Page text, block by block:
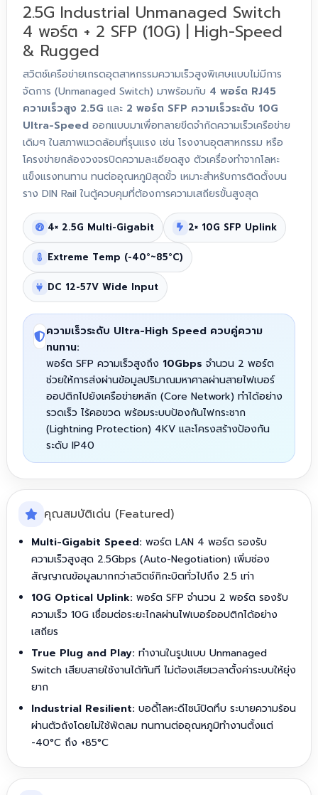
2.5G Industrial Unmanaged Switch
4 พอร์ต + 2 SFP (10G) | High-Speed
& Rugged
สวิตช์เครือข่ายเกรดอุตสาหกรรมความเร็วสูงพิเศษแบบไม่มีการ
จัดการ (Unmanaged Switch) มาพร้อมกับ 4 พอร์ต RJ45
ความเร็วสูง 2.5G และ 2 พอร์ต SFP ความเร็วระดับ 10G
Ultra-Speedออกแบบมาเพื่อทลายขีดจำกัดความเร็วเครือข่าย
เดิมๆ ในสภาพแวดล้อมที่รุนแรง เช่น โรงงานอุตสาหกรรม หรือ
โครงข่ายกล้องวงจรปิดความละเอียดสูง ตัวเครื่องทำจากโลหะ
แข็งแรงทนทาน ทนต่ออุณหภูมิสุดขั้ว เหมาะสำหรับการติดตั้งบน
ราง DIN Rail ในตู้ควบคุมที่ต้องการความเสถียรขั้นสูงสุด
4× 2.5G Multi-Gigabit 2× 10G SFP Uplink
Extreme Temp (-40°~85°C)
DC 12-57V Wide Input
ความเร็วระดับ Ultra-High Speed ควบคู่ความ
ทนทาน:
พอร์ต SFP ความเร็วสูงถึง 10Gbps จำนวน 2 พอร์ต
ช่วยให้การส่งผ่านข้อมูลปริมาณมหาศาลผ่านสายไฟเบอร์
ออปติกไปยังเครือข่ายหลัก (Core Network) ทำได้อย่าง
รวดเร็ว ไร้คอขวด พร้อมระบบป้องกันไฟกระชาก
(Lightning Protection) 4KV และโครงสร้างป้องกัน
ระดับ IP40
คุณสมบัติเด่น (Featured)
Multi-Gigabit Speed: พอร์ต LAN 4 พอร์ต รองรับ
ความเร็วสูงสุด 2.5Gbps (Auto-Negotiation) เพิ่มช่อง
สัญญาณข้อมูลมากกว่าสวิตช์กิกะบิตทั่วไปถึง 2.5 เท่า
10G Optical Uplink: พอร์ต SFP จำนวน 2 พอร์ต รองรับ
ความเร็ว 10G เชื่อมต่อระยะไกลผ่านไฟเบอร์ออปติกได้อย่าง
เสถียร
True Plug and Play: ทำงานในรูปแบบ Unmanaged
Switch เสียบสายใช้งานได้ทันที ไม่ต้องเสียเวลาตั้งค่าระบบให้ยุ่ง
ยาก
Industrial Resilient: บอดี้โลหะดีไซน์ปิดทึบ ระบายความร้อน
ผ่านตัวถังโดยไม่ใช้พัดลม ทนทานต่ออุณหภูมิทำงานตั้งแต่
-40°C ถึง +85°C